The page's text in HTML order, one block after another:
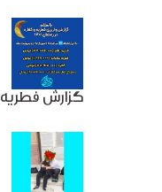
گزارش فطریه